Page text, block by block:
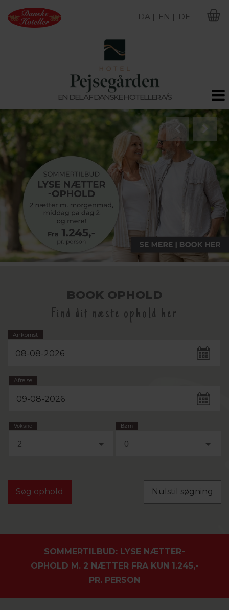
EN DEL AF DANSKE HOTELLER A/S
DA | EN | DE
BOOK OPHOLD
Find dit næste ophold her
Ankomst
Afrejse
Voksne
2
Børn
0
Nulstil søgning
SOMMERTILBUD: LYSE NÆTTER-
OPHOLD M. 2 NÆTTER FRA KUN 1.245,-
PR. PERSON